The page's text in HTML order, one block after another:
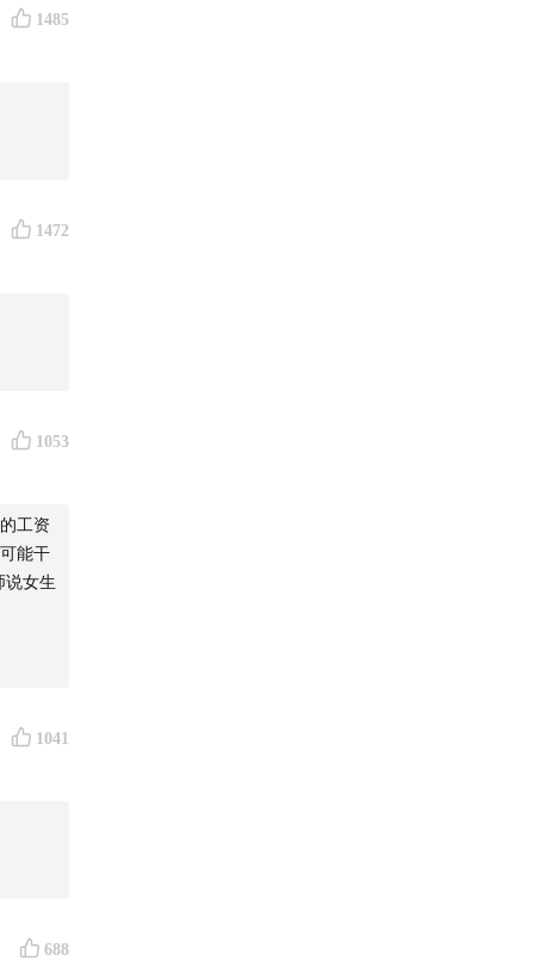
态不过
母
由思
生
的乐
在
可以
已足
1485
1472
1053
工资
能干
说女生
1041
688